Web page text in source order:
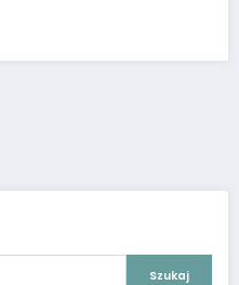
Szukaj